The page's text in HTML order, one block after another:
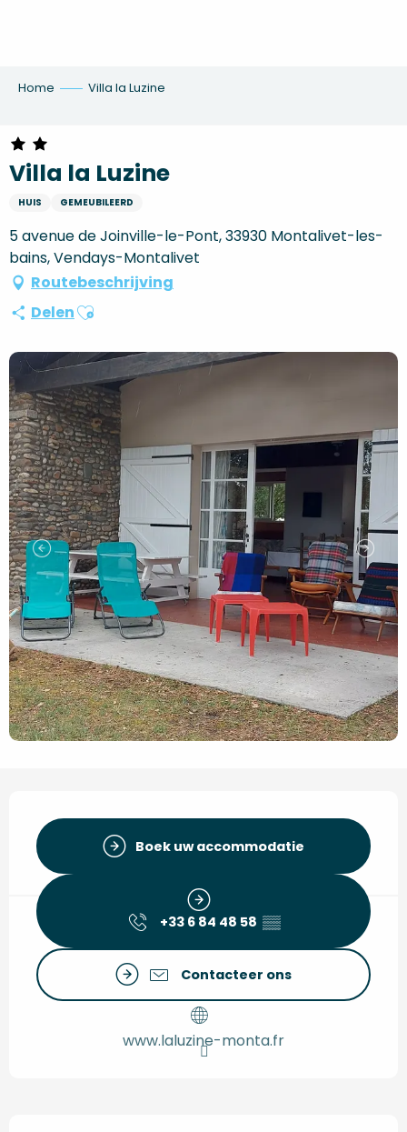
Home Villa la Luzine
Villa la Luzine
HUIS GEMEUBILEERD
5 avenue de Joinville-le-Pont, 33930 Montalivet-les-
bains, Vendays-Montalivet
Routebeschrijving
DelenAjouter aux favoris
Openingstijden en
Boek uw accommodatie
+33 6 84 48 58 ▒▒
Contacteer ons
www.laluzine-monta.fr